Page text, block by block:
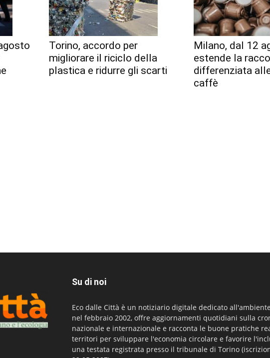
Torino, accordo per
migliorare il riciclo della
plastica e ridurre gli scarti
Milano, dal 12
estende la
differenziata
caffè
Su di noi
Eco dalle Città è un notiziario digitale dedicato
nel febbraio 2002, offre aggiornamenti quotidiani sulla
nazionale e internazionale e racconta le buone pratiche
territori per sviluppare l'economia circolare e favorire
una testata registrata presso il tribunale di Torino